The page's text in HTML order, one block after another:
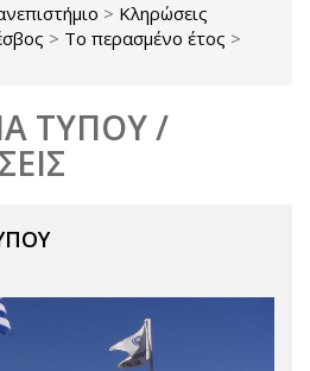
> Κληρώσεις
> Το περασμένο έτος >
ΤΥΠΟΥ /